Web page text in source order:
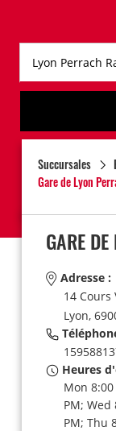
Succursales
Gare de Lyon
GARE
Adresse :
14 Cours
Lyon,
Heures
Mon
PM; Wed
PM; Thu